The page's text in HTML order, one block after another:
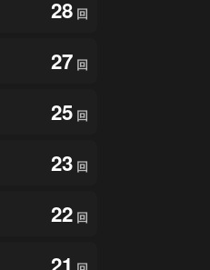
28 回
27 回
25 回
23 回
22 回